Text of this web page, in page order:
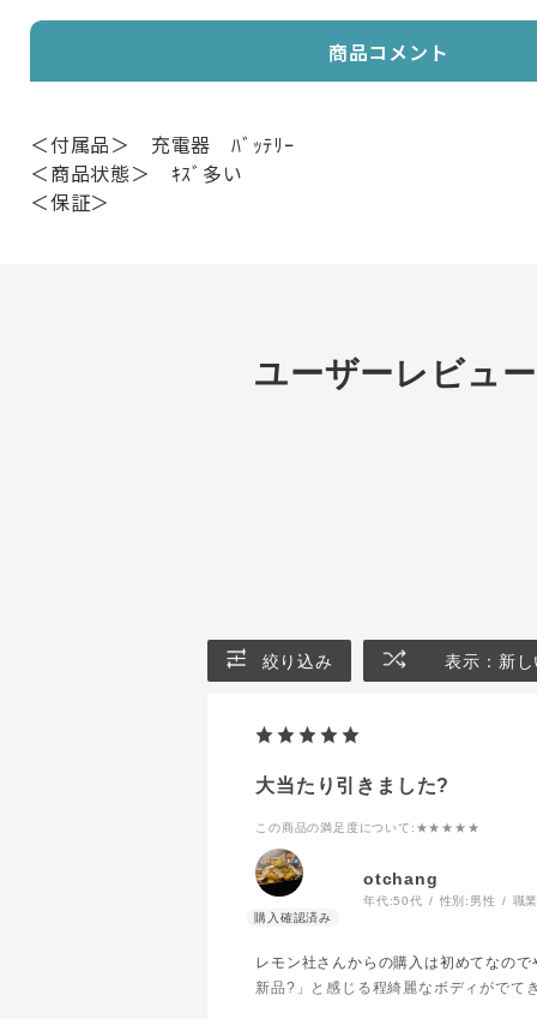
商品コメント
＜付属品＞ 充電器 ﾊﾞｯﾃﾘｰ
＜商品状態＞ ｷｽﾞ多い
＜保証＞
ユーザーレビュー
絞り込み 表示：新し
大当たり引きました?
この商品の満足度について :★★★★★
otchang
年代:50代 性別: 男性 職
レモン社さんからの購入は初めてなの
新品?」と感じる程綺麗なボディがでて